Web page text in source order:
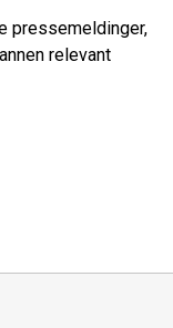
pressemeldinger,
relevant